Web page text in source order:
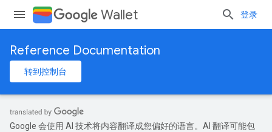
Wallet 登录
Reference Documentation
转到控制台
Google 会使用 AI 技术将内容翻译成您偏好的语言。AI 翻译可能包